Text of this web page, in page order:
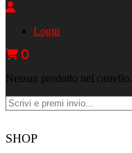
Login
0
Nessun prodotto nel carrello.
SHOP